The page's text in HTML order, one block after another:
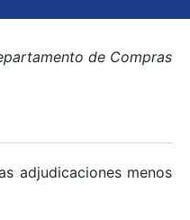
de Compras
adjudicaciones menos